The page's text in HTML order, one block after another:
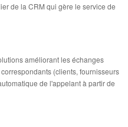
de la CRM qui gère le service de
améliorant les échanges
(clients, fournisseurs
de l'appelant à partir de